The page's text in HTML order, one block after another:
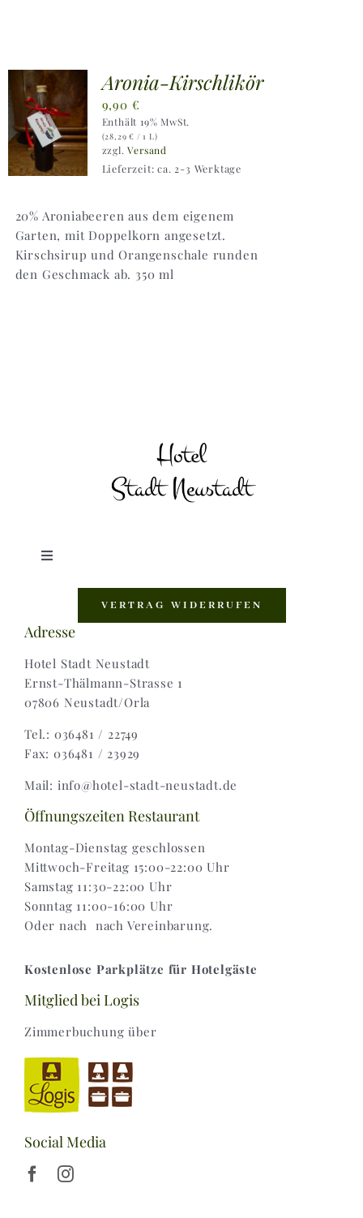
Aronia-Kirschlikör
9,90 €
Enthält 19% MwSt.
(28,29€ / 1 L)
zzgl.Versand
Lieferzeit: ca. 2-3 Werktage
20% Aroniabeeren aus dem eigenem
Garten, mit Doppelkorn angesetzt.
Kirschsirup und Orangenschale runden
den Geschmack ab. 350 ml
Toggle
Zahlungsweisen |
Widerruf |
Versand & Lieferung
VERTRAG WIDERRUFEN
Adresse
Hotel Stadt Neustadt
Ernst-Thälmann-Strasse 1
07806 Neustadt/Orla
Tel.: 036481 / 22749
Fax: 036481 / 23929
Mail: info@hotel-stadt-neustadt.de
Öffnungszeiten Restaurant
Montag-Dienstag geschlossen
Mittwoch-Freitag 15:00-22:00 Uhr
Samstag 11:30-22:00 Uhr
Sonntag 11:00-16:00 Uhr
Oder nach nach Vereinbarung.
Kostenlose Parkplätze für Hotelgäste
Mitglied bei Logis
Zimmerbuchung über
Social Media